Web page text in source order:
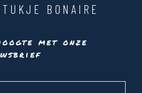
BONAIRE
met onze